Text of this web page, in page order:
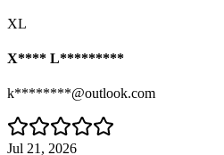
XL
X**** L*********
k********@outlook.com
Jul 21, 2026